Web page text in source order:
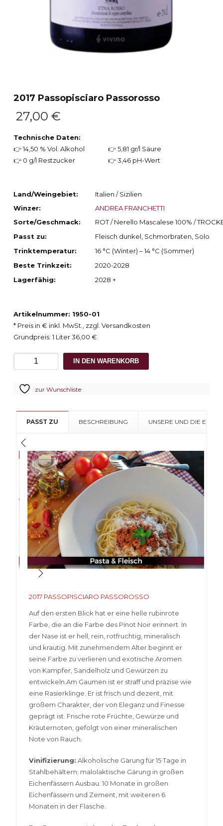
2017 Passopisciaro Passorosso
27,00€
Technische Daten:
👉 14,50 % Vol. Alkohol
👉 5,81 gr/l Säure
👉 0 g/l Restzucker
👉 3,46 pH-Wert
Land/Weingebiet:
Italien / Sizilien
Winzer:
ANDREA FRANCHETTI
Sorte/Geschmack:
ROT / Nerello Mascalese 100% /
Passt zu:
Fleisch dunkel, Schmorbraten, Solo
Trinktemperatur:
16 °C (Winter) – 14 °C (Sommer)
Beste Trinkzeit:
2020-2028
Lagerfähig:
2028 +
Artikelnummer: 1950-01
* Preis in € inkl. MwSt., zzgl. Versandkosten
Grundpreis: 1 Liter 36,00 €
Passopisciaro
Menge
IN DEN WARENKORB
zur Wunschliste
PASST ZU BESCHREIBUNG UNSERE UND DIE
2017 PASSOPISCIARO PASSOROSSO
Auf den ersten Blick hat er eine helle rubinrote
Farbe, die an die Farbe des Pinot Noir erinnert. In
der Nase ist er hell, rein, rotfruchtig, mineralisch
und krautig. Mit zunehmendem Alter beginnt er
seine Farbe zu verlieren und exotische Aromen
von Kampfer, Sandelholz und Gewürzen zu
entwickeln.Am Gaumen ist er straff und präzise wie
eine Rasierklinge. Er ist frisch und dezent, mit
großem Charakter, der von Eleganz und Finesse
geprägt ist. Frische rote Früchte, Gewürze und
Kräuternoten, gefolgt von einer mineralischen
Note von Rauch.
Vinifizierung: Alkoholische Gärung für 15 Tage in
Stahlbehältern; malolaktische Gärung in großen
Eichenfässern Ausbau: 10 Monate in großen
Eichenfässern und Zement, mit weiteren 6
Monaten in der Flasche.